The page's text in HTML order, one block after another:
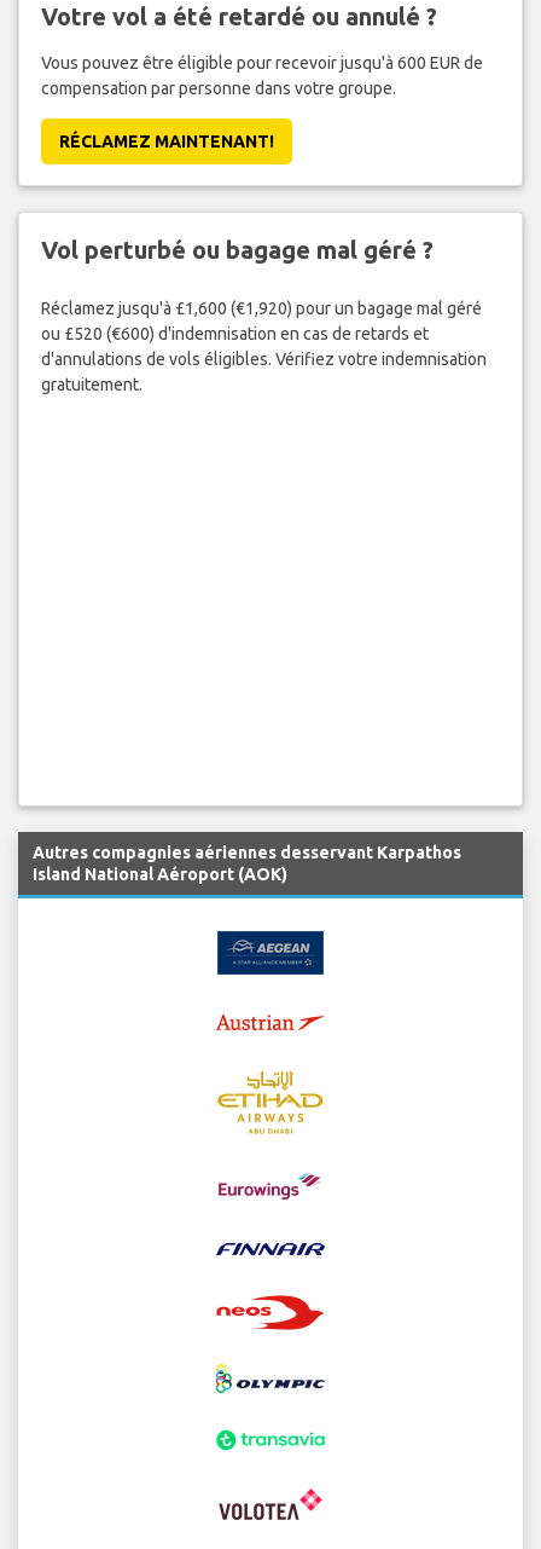
Votre vol a été retardé ou annulé ?
Vous pouvez être éligible pour recevoir jusqu'à 600 EUR de
compensation par personne dans votre groupe.
RÉCLAMEZ MAINTENANT!
Vol perturbé ou bagage mal géré ?
Réclamez jusqu'à £1,600 (€1,920) pour un bagage mal géré
ou £520 (€600) d'indemnisation en cas de retards et
d'annulations de vols éligibles. Vérifiez votre indemnisation
gratuitement.
Autres compagnies aériennes desservant Karpathos
Island National Aéroport (AOK)